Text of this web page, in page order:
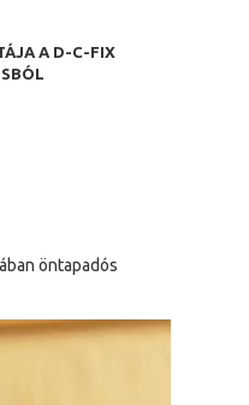
A D-C-FIX
öntapadós